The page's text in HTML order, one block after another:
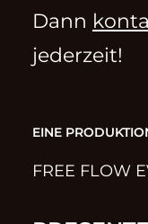
Dann
jederzeit!
EINE
FREE FLOW